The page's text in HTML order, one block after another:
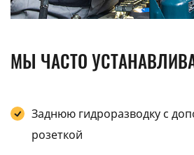
МЫ ЧАСТО
Заднюю гидроразводку с
розеткой